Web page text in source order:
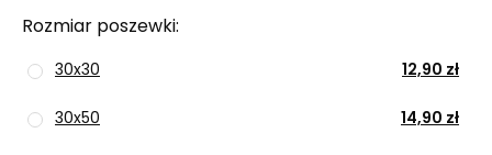
Rozmiar poszewki
30x30 12,90 zł
30x50 14,90 zł